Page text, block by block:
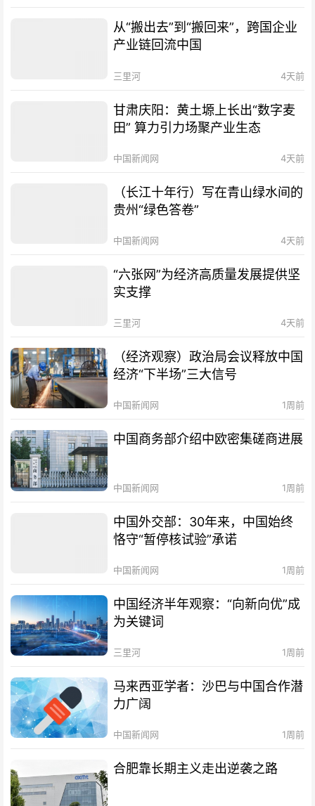
从“搬出去”到“搬回来”，跨国企业
产业链回流中国
三里河 4天前
甘肃庆阳：黄土塬上长出“数字麦
田” 算力引力场聚产业生态
中国新闻网 4天前
（长江十年行）写在青山绿水间的
贵州“绿色答卷”
中国新闻网 4天前
“六张网”为经济高质量发展提供坚
实支撑
三里河 4天前
（经济观察）政治局会议释放中国
经济“下半场”三大信号
中国新闻网 1周前
中国商务部介绍中欧密集磋商进展
中国新闻网 1周前
中国外交部：30年来，中国始终
恪守“暂停核试验”承诺
中国新闻网 1周前
中国经济半年观察：“向新向优”成
为关键词
三里河 1周前
马来西亚学者：沙巴与中国合作潜
力广阔
中国新闻网 1周前
合肥靠长期主义走出逆袭之路